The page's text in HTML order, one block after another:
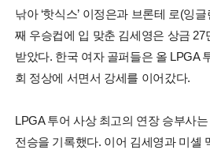
낚아 ‘핫식스’ 이정은과 브론테 로(잉
째 우승컵에 입 맞춘 김세영은 상금 27
받았다. 한국 여자 골퍼들은 올 LPGA
회 정상에 서면서 강세를 이어갔다.
LPGA 투어 사상 최고의 연장 승부사
전승을 기록했다. 이어 김세영과 미셸